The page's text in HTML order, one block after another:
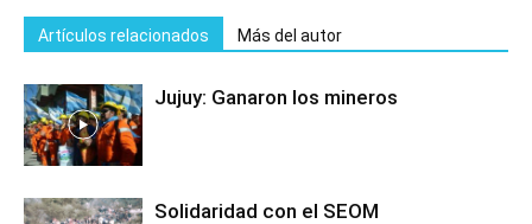
Artículos relacionados Más del autor
Jujuy: Ganaron los mineros
Solidaridad con el SEOM